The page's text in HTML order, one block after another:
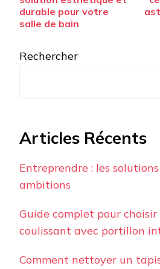
durable pour votre
salle de bain
Rechercher
Articles Récents
Entreprendre : les
ambitions
Guide complet pour
coulissant avec portillon
Comment nettoyer un